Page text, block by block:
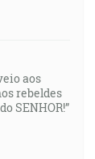
aos
rebeldes
SENHOR!”